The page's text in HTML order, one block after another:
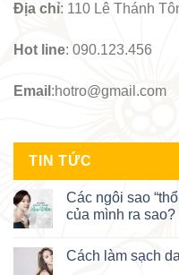
Địa chỉ: 110 Lê Thánh
Hot line: 090.123.456
Email :hotro@gmail.com
TIN TỨC
Các ngôi sao
của mình ra sao?
Cách làm sạch